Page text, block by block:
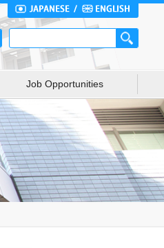
Job Opportunities